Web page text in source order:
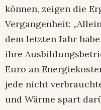
können, zeigen die
Vergangenheit:
dem letzten Jahr
ihre
Euro an
jede nicht
und Wärme spart